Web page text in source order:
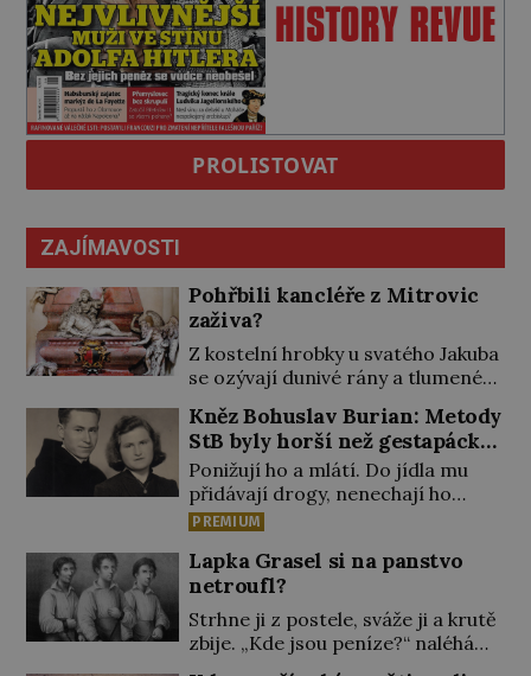
PROLISTOVAT
ZAJÍMAVOSTI
Pohřbili kancléře z Mitrovic
zaživa?
Z kostelní hrobky u svatého Jakuba
se ozývají dunivé rány a tlumené
výkřiky. „To jistě řádí duch,“ myslí si
pověrčiví lidé. Ani za dvě kopy
grošů by se nikdo neodvážil
podzemní hrobku otevřít a její
poklop tak raději jen skrápí
svěcenou vodou. Za několik dní
Když o mnoho let později hrobku
[…]
Kněz Bohuslav Burian: Metody
StB byly horší než gestapácké
trýznění
Ponižují ho a mlátí. Do jídla mu
přidávají drogy, nenechají ho
pořádně vyspat a smrtí vyhrožují i
týrání nevydrží a estébákům
podepíše všechno, co po něm
chtějí. Svým podpisem jim potvrdí
také to, že na něj během výslechů
nikdo nevyvíjel fyzický ani
PREMIUM
Lapka Grasel si na panstvo
netroufl?
Strhne ji z postele, sváže ji a krutě
zbije. „Kde jsou peníze?“ naléhá
Grasel na starou švadlenku. Když